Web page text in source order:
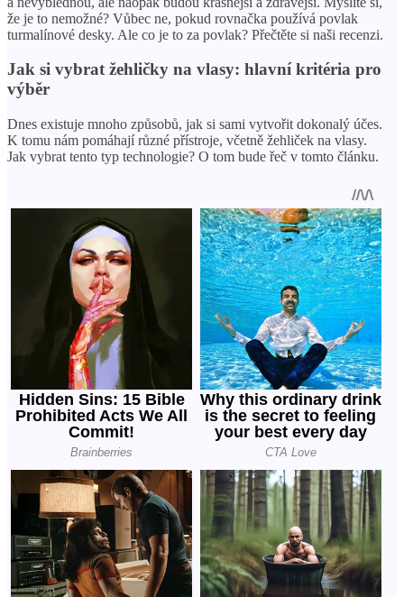
že je to nemožné? Vůbec ne, pokud rovnačka používá povlak
turmalínové desky. Ale co je to za povlak? Přečtěte si naši recenzi.
Jak si vybrat žehličky na vlasy: hlavní kritéria pro
výběr
Dnes existuje mnoho způsobů, jak si sami vytvořit dokonalý účes.
K tomu nám pomáhají různé přístroje, včetně žehliček na vlasy.
Jak vybrat tento typ technologie? O tom bude řeč v tomto článku.